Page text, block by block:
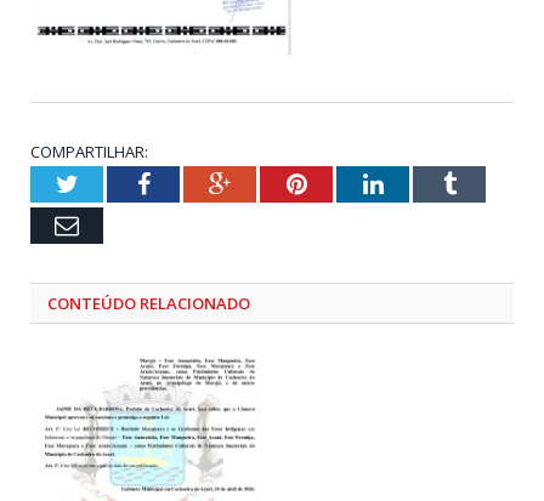
COMPARTILHAR:
TwitterFacebookGoogle+PinterestLinkedInTumblr
Email
CONTEÚDO RELACIONADO